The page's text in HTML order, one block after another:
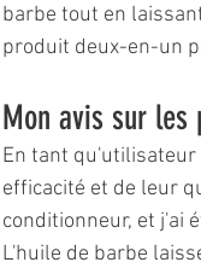
barbe tout en
produit deux-en-un
Mon avis sur les
En tant qu'utilisateur
efficacité et de leur
conditionneur, et j'ai
L'huile de barbe